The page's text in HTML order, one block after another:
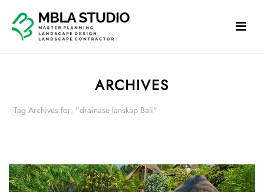
ARCHIVES
Tag Archives for: "drainase lanskap Bali"